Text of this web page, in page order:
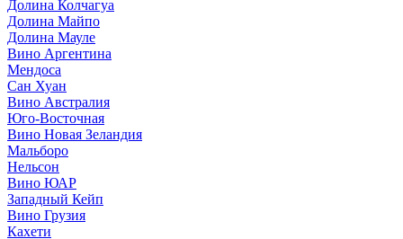
Долина Колчагуа
Долина Майпо
Долина Мауле
Вино Аргентина
Мендоса
Сан Хуан
Вино Австралия
Юго-Восточная
Вино Новая Зеландия
Мальборо
Нельсон
Вино ЮАР
Западный Кейп
Вино Грузия
Кахети